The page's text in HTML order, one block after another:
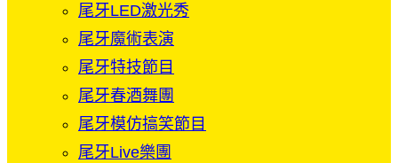
尾牙LED激光秀
尾牙魔術表演
尾牙特技節目
尾牙春酒舞團
尾牙模仿搞笑節目
尾牙Live樂團